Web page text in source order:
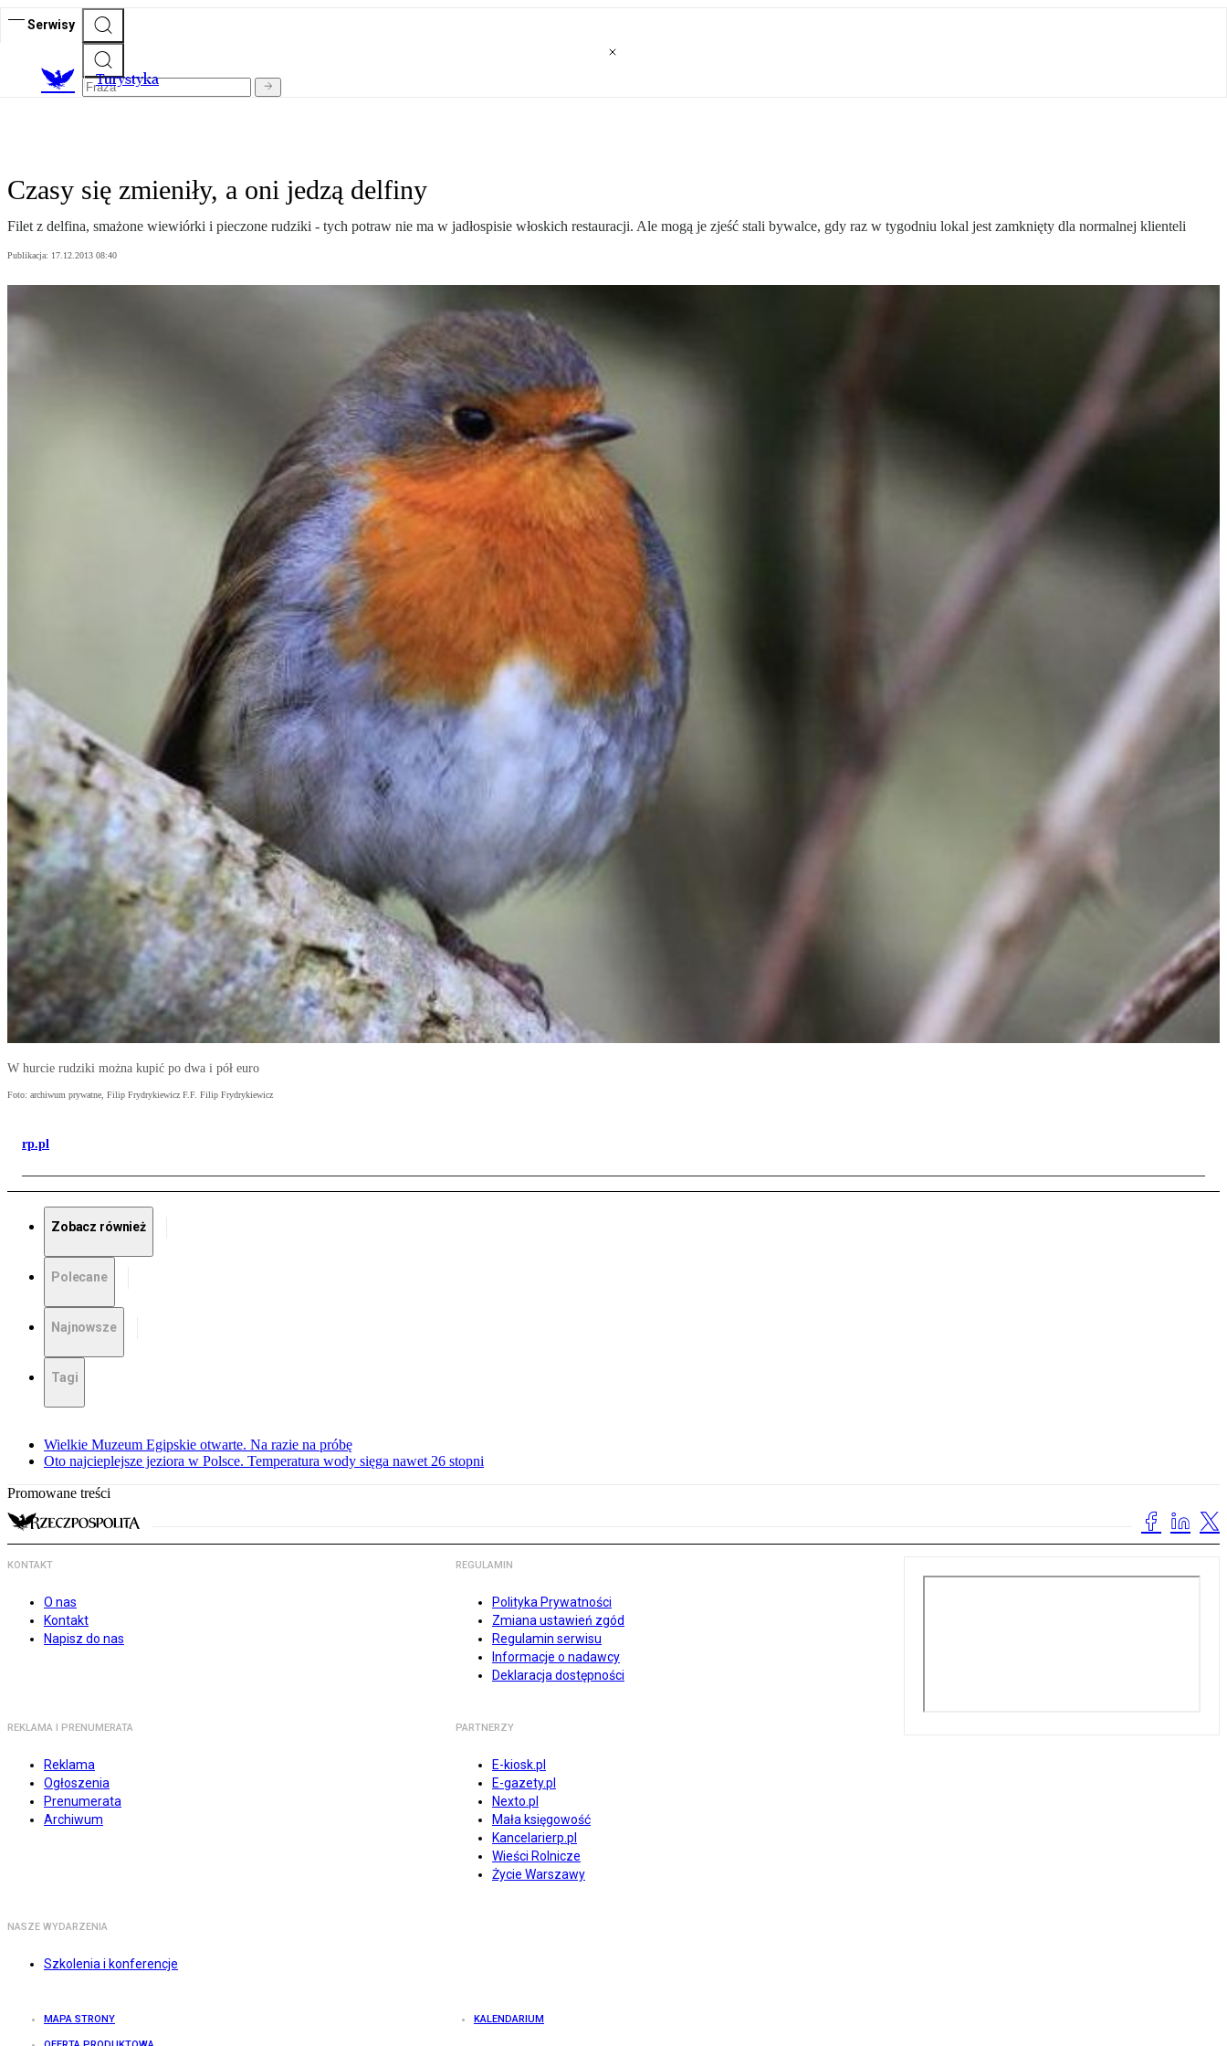
Serwisy
Turystyka
Czasy się zmieniły, a oni jedzą delfiny
Filet z delfina, smażone wiewiórki i pieczone rudziki - tych potraw nie ma w jadłospisie włoskich restauracji. Ale mogą je zjeść stali bywalce, gdy raz w tygodniu lokal jest zamknięty dla normalnej klienteli
Publikacja: 17.12.2013 08:40
W hurcie rudziki można kupić po dwa i pół euro
Foto: archiwum prywatne, Filip Frydrykiewicz F.F. Filip Frydrykiewicz
rp.pl
Zobacz również
Polecane
Najnowsze
Tagi
Wielkie Muzeum Egipskie otwarte. Na razie na próbę
Oto najcieplejsze jeziora w Polsce. Temperatura wody sięga nawet 26 stopni
Promowane treści
KONTAKT
O nas
Kontakt
Napisz do nas
REGULAMIN
Polityka Prywatności
Zmiana ustawień zgód
Regulamin serwisu
Informacje o nadawcy
Deklaracja dostępności
REKLAMA I PRENUMERATA
Reklama
Ogłoszenia
Prenumerata
Archiwum
PARTNERZY
E-kiosk.pl
E-gazety.pl
Nexto.pl
Mała księgowość
Kancelarierp.pl
Wieści Rolnicze
Życie Warszawy
NASZE WYDARZENIA
Szkolenia i konferencje
MAPA STRONY KALENDARIUM